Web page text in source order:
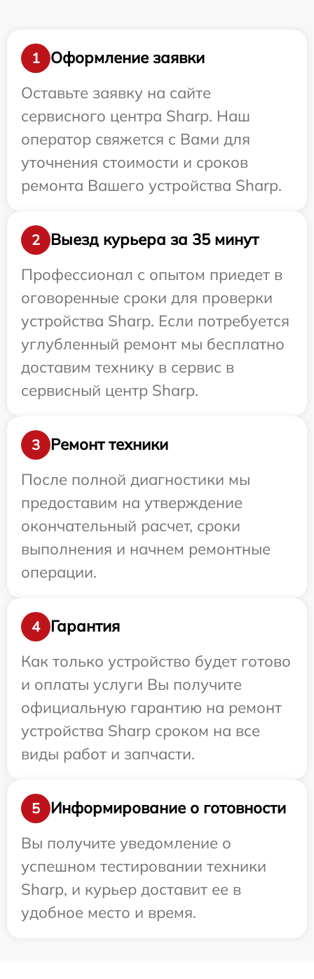
1
Оформление заявки
Оставьте заявку на сайте
сервисного центра Sharp. Наш
оператор свяжется с Вами для
уточнения стоимости и сроков
ремонта Вашего устройства Sharp.
2
Выезд курьера за 35 минут
Профессионал с опытом приедет в
оговоренные сроки для проверки
устройства Sharp. Если потребуется
углубленный ремонт мы бесплатно
доставим технику в сервис в
сервисный центр Sharp.
3
Ремонт техники
После полной диагностики мы
предоставим на утверждение
окончательный расчет, сроки
выполнения и начнем ремонтные
операции.
4
Гарантия
Как только устройство будет готово
и оплаты услуги Вы получите
официальную гарантию на ремонт
устройства Sharp сроком на все
виды работ и запчасти.
5
Информирование о готовности
Вы получите уведомление о
успешном тестировании техники
Sharp, и курьер доставит ее в
удобное место и время.